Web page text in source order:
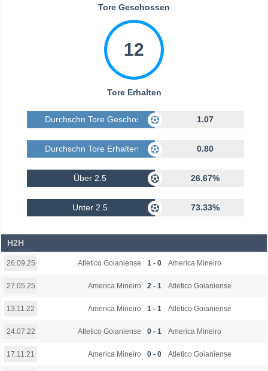
Tore Geschossen
12
Tore Erhalten
Durchschn Tore Geschossen 1.07
Durchschn Tore Erhalten 0.80
Über 2.5 26.67%
Unter 2.5 73.33%
H2H
26.09.25 Atletico Goianiense 1 - 0 America Mineiro
27.05.25 America Mineiro 2 - 1 Atletico Goianiense
13.11.22 America Mineiro 1 - 1 Atletico Goianiense
24.07.22 Atletico Goianiense 0 - 1 America Mineiro
17.11.21 America Mineiro 0 - 0 Atletico Goianiense